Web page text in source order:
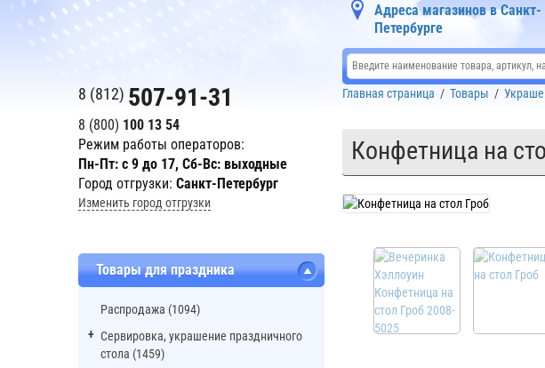
8 (812) 507-91-31
8 (800) 100 13 54
Режим работы операторов:
Пн-Пт: с 9 до 17, Сб-Вс: выходные
Город отгрузки: Санкт-Петербург
Изменить город отгрузки
Товары для праздника
Распродажа (1094)
Сервировка, украшение праздничного
стола (1459)
Адреса магазинов в Санкт-
Петербурге
Главная страница / Товары /
Конфетница на